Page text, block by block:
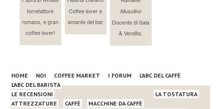
torrefattore
romano, e gran
coffee lover!
Coffee lover e
amante del bar
Musolino
Docente di Sala
& Vendita.
HOME NOI COFFEE MARKET I FORUM
L’ABC DEL CAFFÈ
L’ABC DEL BARISTA
LE RECENSIONI
ATTREZZATURE
CAFFÈ MACCHINE DA CAFFÈ
LA TOSTATURA